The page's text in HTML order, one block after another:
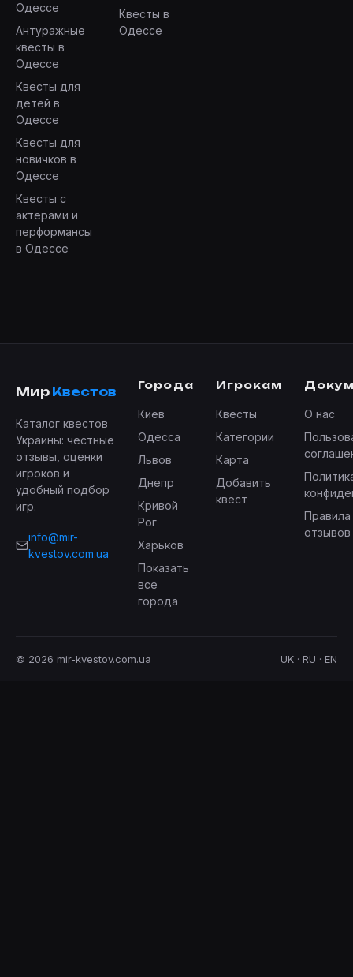
Одессе
Антуражные
квесты в
Одессе
Квесты для
детей в
Одессе
Квесты для
новичков в
Одессе
Квесты с
актерами и
перформансы
в Одессе
Квесты в
Одессе
Мир Квестов
Каталог квестов
Украины: честные
отзывы, оценки
игроков и
удобный подбор
игр.
info@mir-
kvestov.com.ua
Города
Киев
Одесса
Львов
Днепр
Кривой
Рог
Харьков
Показать
все
города
Игрокам
Квесты
Категории
Карта
Добавить
квест
О нас
отзывов
© 2026 mir-kvestov.com.ua UK · RU · EN